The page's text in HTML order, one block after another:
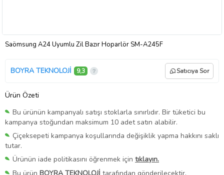
Saömsung A24 Uyumlu Zil Bazır Hoparlör SM-A245F
BOYRA TEKNOLOJİ 9,3 Satıcıya Sor
Ürün Özeti
Bu ürünün kampanyalı satışı stoklarla sınırlıdır. Bir tüketici bu
kampanya stoğundan maksimum 10 adet satın alabilir.
Çiçeksepeti kampanya koşullarında değişiklik yapma hakkını saklı
tutar.
Ürünün iade politikasını öğrenmek için tıklayın.